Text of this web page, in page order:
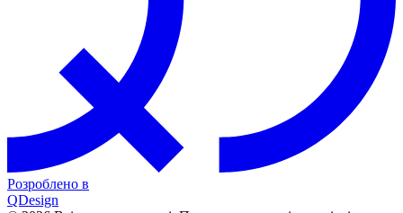
Розроблено в
QDesign